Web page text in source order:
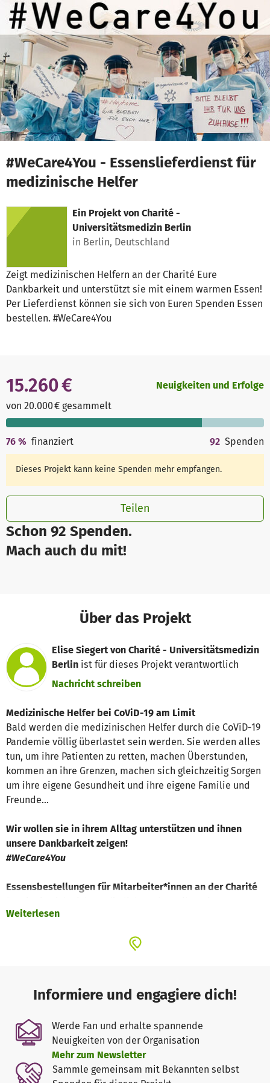
Zum Hauptinhalt springen
Erklärung zur Barrierefreiheit anzeigen
#WeCare4You - Essenslieferdienst für
medizinische Helfer
Ein Projekt von Charité -
Universitätsmedizin Berlin
in Berlin, Deutschland
Zeigt medizinischen Helfern an der Charité Eure
Dankbarkeit und unterstützt sie mit einem warmen Essen!
Per Lieferdienst können sie sich von Euren Spenden Essen
bestellen. #WeCare4You
Schon 92 Spenden.
Mach auch du mit!
15.260 €
von 20.000 € gesammelt
Neuigkeiten und Erfolge
76 % finanziert 92 Spenden
Dieses Projekt kann keine Spenden mehr empfangen.
Teilen
Über das Projekt
Elise Siegert von Charité - Universitätsmedizin
Berlin ist für dieses Projekt verantwortlich
Nachricht schreiben
Medizinische Helfer bei CoViD-19 am Limit
Bald werden die medizinischen Helfer durch die CoViD-19
Pandemie völlig überlastet sein werden. Sie werden alles
tun, um ihre Patienten zu retten, machen Überstunden,
kommen an ihre Grenzen, machen sich gleichzeitig Sorgen
um ihre eigene Gesundheit und ihre eigene Familie und
Freunde...
Wir wollen sie in ihrem Alltag unterstützen und ihnen
unsere Dankbarkeit zeigen!
#WeCare4You
Essensbestellungen für Mitarbeiter*innen an der Charité
Versorgung mit Essen kümmern müssen, sammeln wir
Charité, die in der unmittelbaren Krankenversorgung tätig
Unsere Partner, unser Service
Die Spenden werden über
anschließend Essensbestellungen für die
Mitarbeiter*innen der Charité – Universitätsmedizin
Berlin zu finanzieren. Die Spenden werden auf ein Konto
an der Charité – Universitätsmedizin Berlin überwiesen,
Weiterlesen
Informiere und engagiere dich!
Werde Fan und erhalte spannende
Neuigkeiten von der Organisation
Mehr zum Newsletter
Sammle gemeinsam mit Bekannten selbst